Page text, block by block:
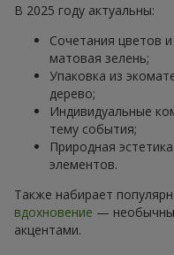
В 2025 году актуальны:
Сочетания цветов
матовая зелень;
Упаковка из
дерево;
Индивидуальные
тему события;
Природная
элементов.
Также набирает
вдохновение —
акцентами.